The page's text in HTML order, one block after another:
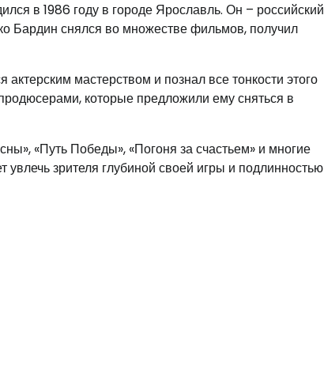
в 1986 году в городе Ярославль. Он – российский
Бардин снялся во множестве фильмов, получил
мастерством и познал все тонкости этого
которые предложили ему сняться в
«Путь Победы», «Погоня за счастьем» и многие
увлечь зрителя глубиной своей игры и подлинностью